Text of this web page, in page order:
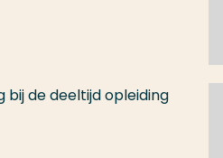
de deeltijd opleiding